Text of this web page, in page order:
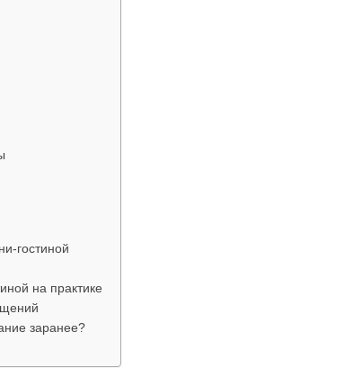
гостиной
на практике
заранее?